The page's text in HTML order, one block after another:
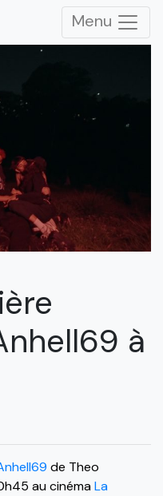
Menu
à
de Theo
au cinémaLa